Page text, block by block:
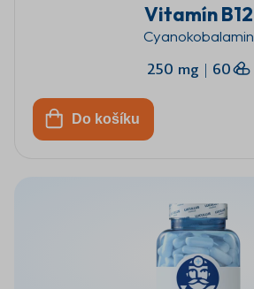
Vitamín B12
Cyanokobalamin
250 mg | 60
Do košíku